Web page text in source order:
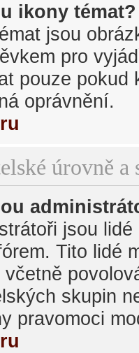
ikony témat?
jsou
pro
pouze pokud
oprávnění.
úrovně a
jsou
Tito lidé
včetně
skupin
pravomoci